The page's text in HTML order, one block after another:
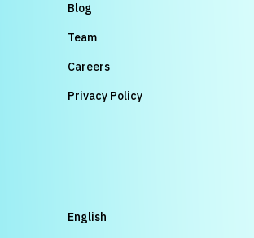
Blog
Team
Careers
Privacy Policy
English